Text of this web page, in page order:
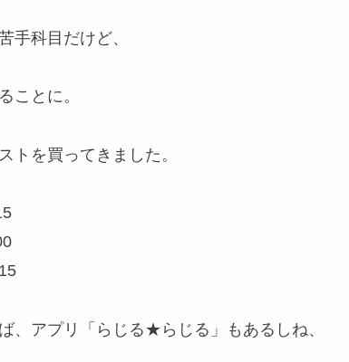
手科目だけど、
ことに。
トを買ってきました。
、アプリ「らじる★らじる」もあるしね、